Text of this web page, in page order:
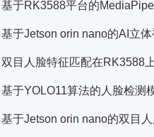
基于RK3588平台的
基于Jetson orin nano的AI立
双目人脸特征匹配在RK3588
基于YOLO11算法的人脸检测
基于Jetson orin nano的双目